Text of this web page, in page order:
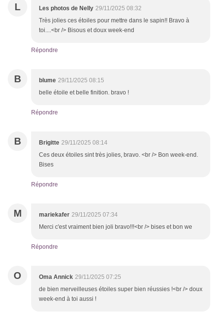
L Les photos de Nelly 29/11/2025 08:32
Très jolies ces étoiles pour mettre dans le sapin!! Bravo à
toi....<br /> Bisous et doux week-end
Répondre
B blume 29/11/2025 08:15
belle étoile et belle finition. bravo !
Répondre
B Brigitte 29/11/2025 08:14
Ces deux étoiles sint très jolies, bravo. <br /> Bon week-end.
Bises
Répondre
M mariekafer 29/11/2025 07:34
Merci c'est vraiment bien joli bravo!!!<br /> bises et bon we
Répondre
O Oma Annick 29/11/2025 07:25
de bien merveilleuses étoiles super bien réussies !<br /> doux
week-end à toi aussi !